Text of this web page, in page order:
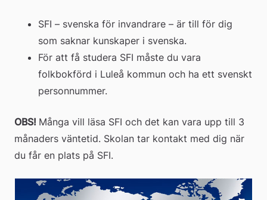
‎SFI – svenska för invandrare – är till för dig
som saknar kunskaper i svenska.‎
‎För att få studera SFI måste du vara
folkbokförd i Luleå kommun och ha ett svenskt
personnummer.‎
OBS! Många vill läsa SFI och det kan vara upp till 3
månaders väntetid. Skolan tar kontakt med dig när
du får en plats på SFI.